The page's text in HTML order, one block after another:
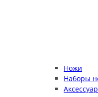
Ножи
Наборы